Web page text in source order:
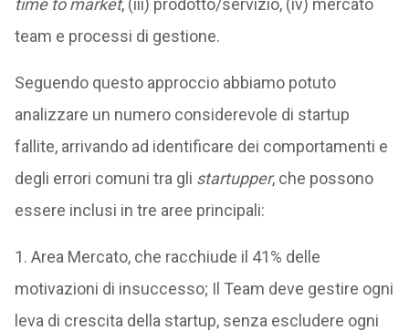
time to market, (iii) prodotto/servizio, (iv) mercato
team e processi di gestione.
Seguendo questo approccio abbiamo potuto
analizzare un numero considerevole di startup
fallite, arrivando ad identificare dei comportamenti e
degli errori comuni tra gli startupper, che possono
essere inclusi in tre aree principali:
1. Area Mercato, che racchiude il 41% delle
motivazioni di insuccesso; Il Team deve gestire ogni
leva di crescita della startup, senza escludere ogni